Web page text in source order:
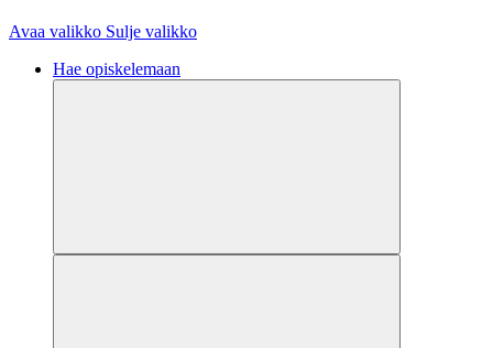
Avaa valikko Sulje valikko
Hae opiskelemaan